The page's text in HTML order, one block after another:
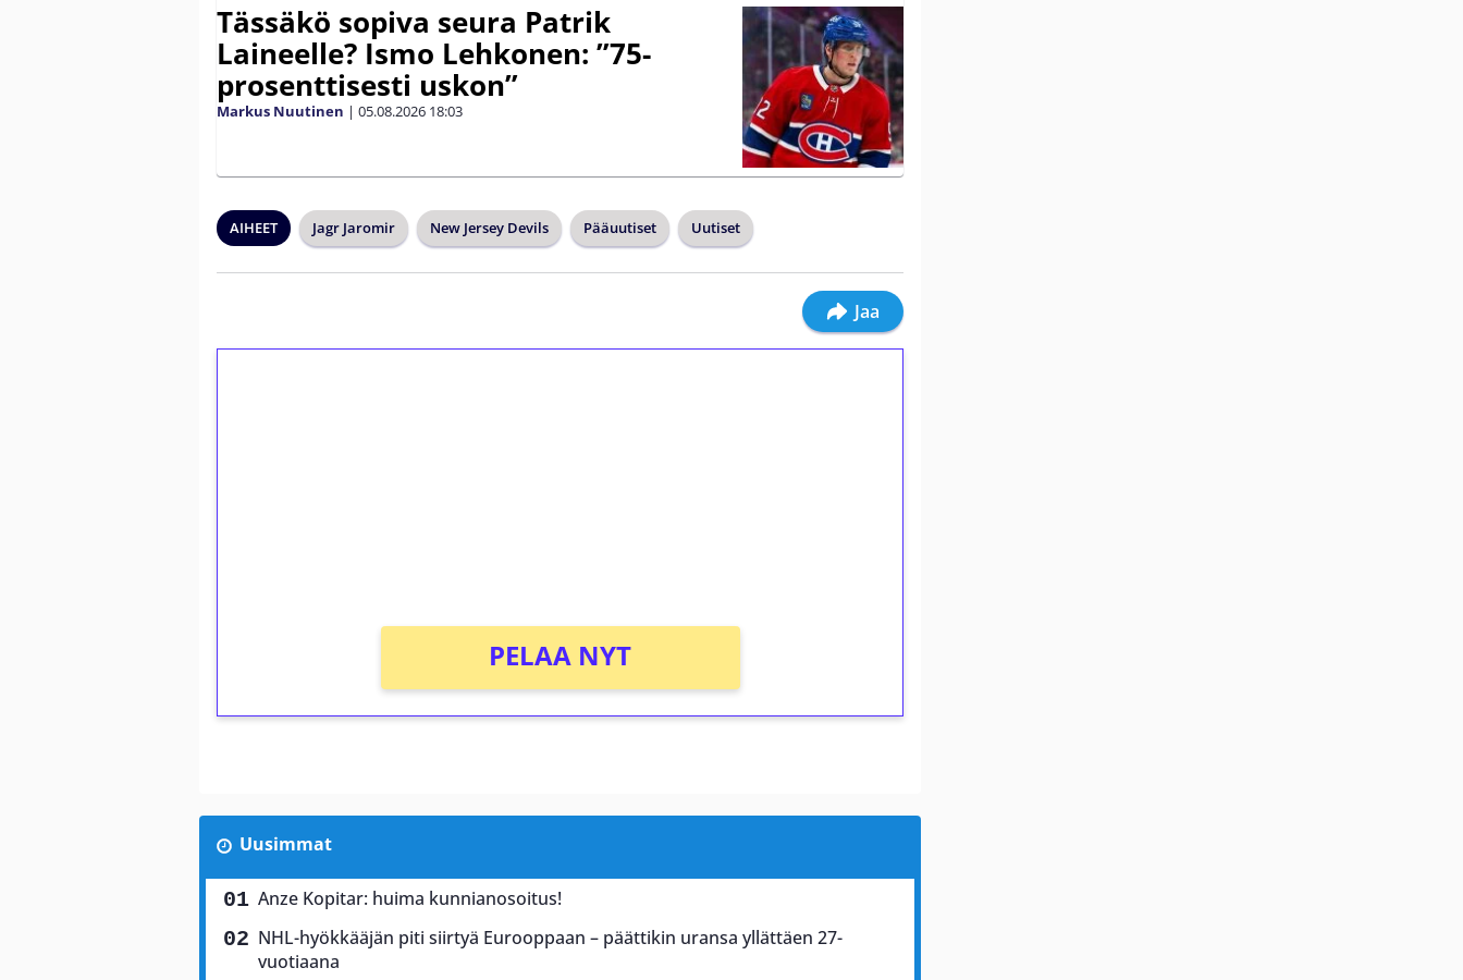
Tässäkö sopiva seura Patrik
Laineelle? Ismo Lehkonen: ”75-
prosenttisesti uskon”
Markus Nuutinen | 05.08.2026 18:03
AIHEET Jagr Jaromir New Jersey Devils Pääuutiset Uutiset
Jaa
PELAA NYT
Uusimmat
Anze Kopitar: huima kunnianosoitus!
NHL-hyökkääjän piti siirtyä Eurooppaan – päättikin uransa yllättäen 27-
vuotiaana